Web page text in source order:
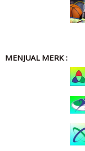
MENJUAL MERK :